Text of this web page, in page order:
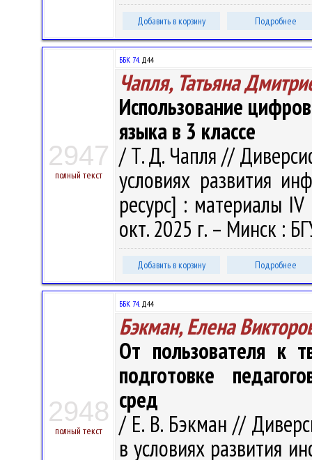
Добавить в корзину Подробнее
2947
полный текст
ББК 74.Д44
Чапля, Татьяна
Использование
языка в 3 классе
/ Т. Д. Чапля //
условиях развития
ресурс] : материалы
окт. 2025 г. – Минск :
Добавить в корзину Подробнее
2948
полный текст
ББК 74.Д44
Бэкман, Елена
От пользователя к
подготовке
сред
/ Е. В. Бэкман //
в условиях развития